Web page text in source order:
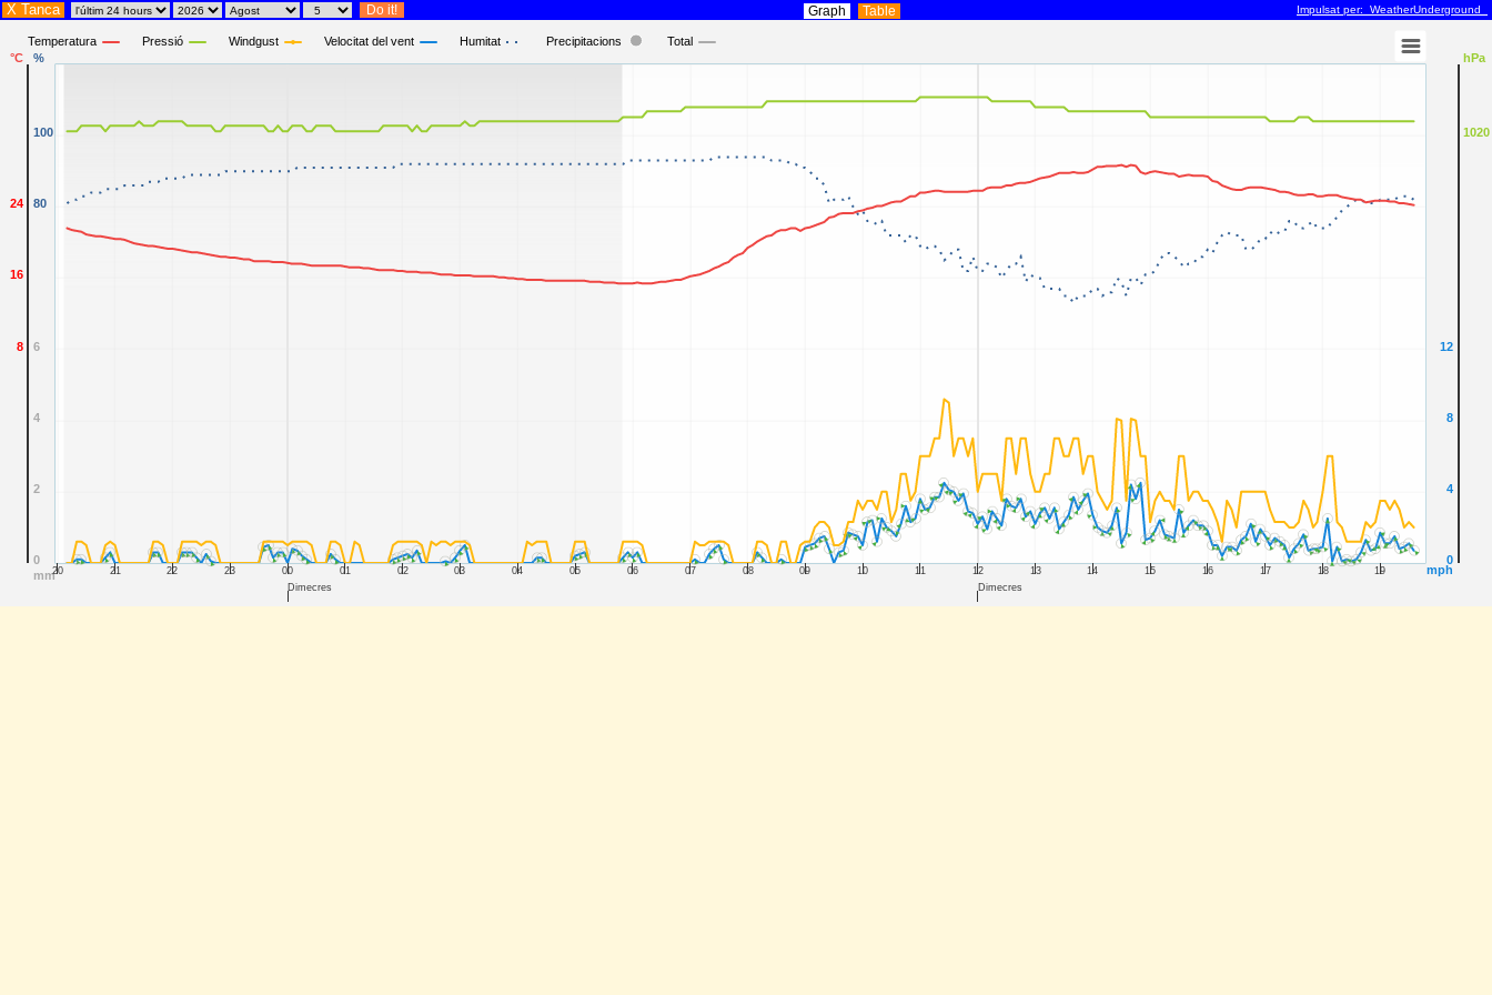
X Tanca Graph Table Impulsat per: WeatherUnderground
°C
mm mph
hPa
%
Total
Precipitacions
Humitat
Velocitat del vent
Windgust
Pressió
Temperatura
20 21 22 23 00 01 02 03 04 05 06 07 08 09 10 11 12 13 14 15 16 17 18
19
Dimecres
Dimecres
8
16
24
0
2
4
6
0
4
8
12
1020
80
100